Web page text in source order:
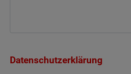
Datenschutzerklärung